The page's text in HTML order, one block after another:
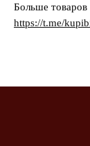
Больше товаров
https://t.me/